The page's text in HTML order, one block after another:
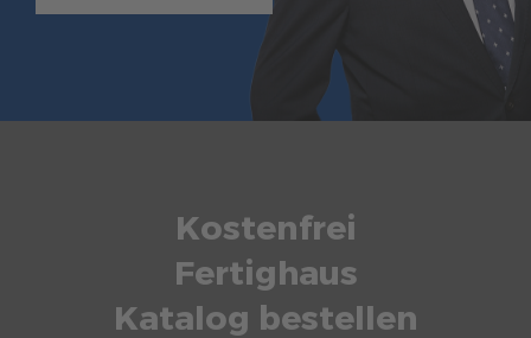
Kostenfrei
Fertighaus
Katalog bestellen